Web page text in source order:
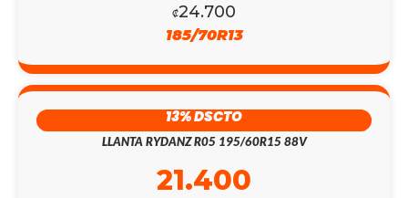
₡24.700
185/70R13
13% DSCTO
LLANTA RYDANZ R05 195/60R15 88V
21.400